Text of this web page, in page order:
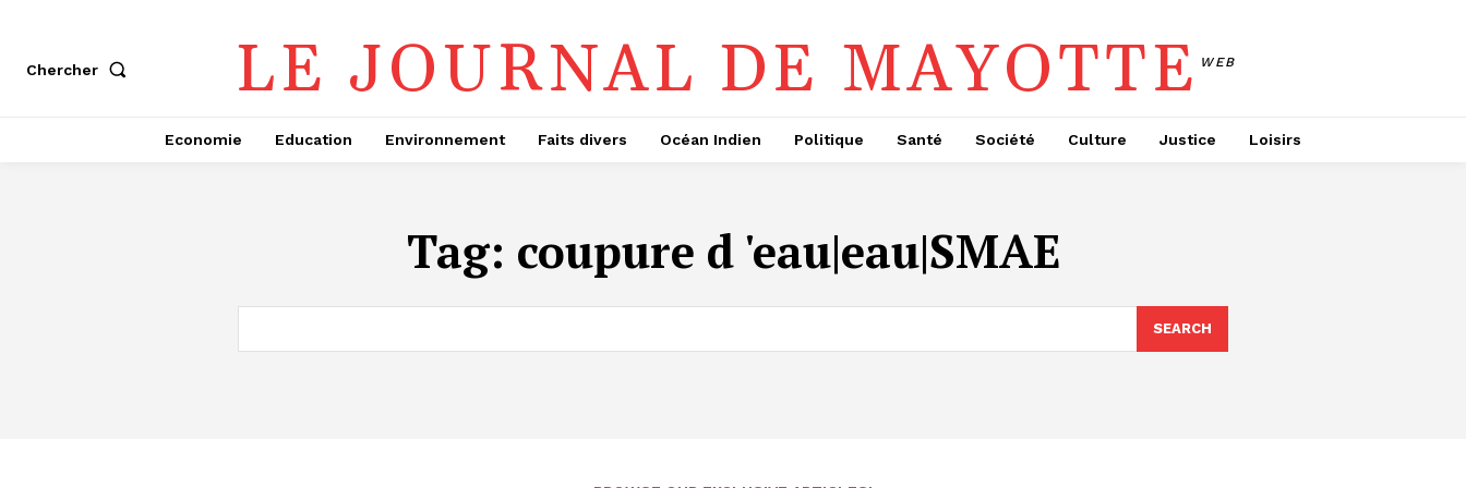
Chercher LE JOURNAL DE MAYOTTE WEB
Economie Education Environnement Faits divers Océan Indien Politique Santé Société Culture Justice Loisirs
Tag: coupure d 'eau|eau|SMAE
SEARCH